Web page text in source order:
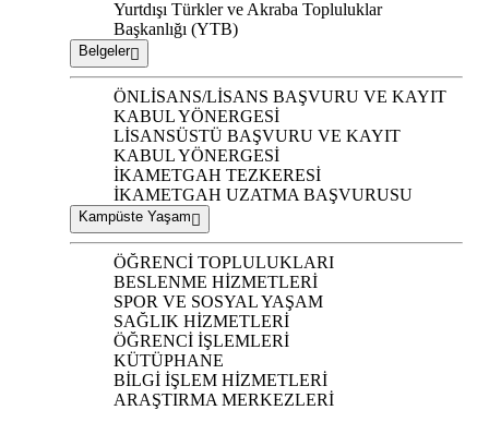
Yurtdışı Türkler ve Akraba Topluluklar
Başkanlığı (YTB)
Belgeler
ÖNLİSANS/LİSANS BAŞVURU VE KAYIT
KABUL YÖNERGESİ
LİSANSÜSTÜ BAŞVURU VE KAYIT
KABUL YÖNERGESİ
İKAMETGAH TEZKERESİ
İKAMETGAH UZATMA BAŞVURUSU
Kampüste Yaşam
ÖĞRENCİ TOPLULUKLARI
BESLENME HİZMETLERİ
SPOR VE SOSYAL YAŞAM
SAĞLIK HİZMETLERİ
ÖĞRENCİ İŞLEMLERİ
KÜTÜPHANE
BİLGİ İŞLEM HİZMETLERİ
ARAŞTIRMA MERKEZLERİ